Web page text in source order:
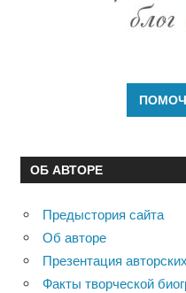
ОБ АВТОРЕ
Предыстория сайта
Об авторе
Презентация
Факты творческой